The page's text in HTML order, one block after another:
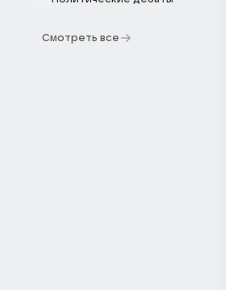
Смотреть все